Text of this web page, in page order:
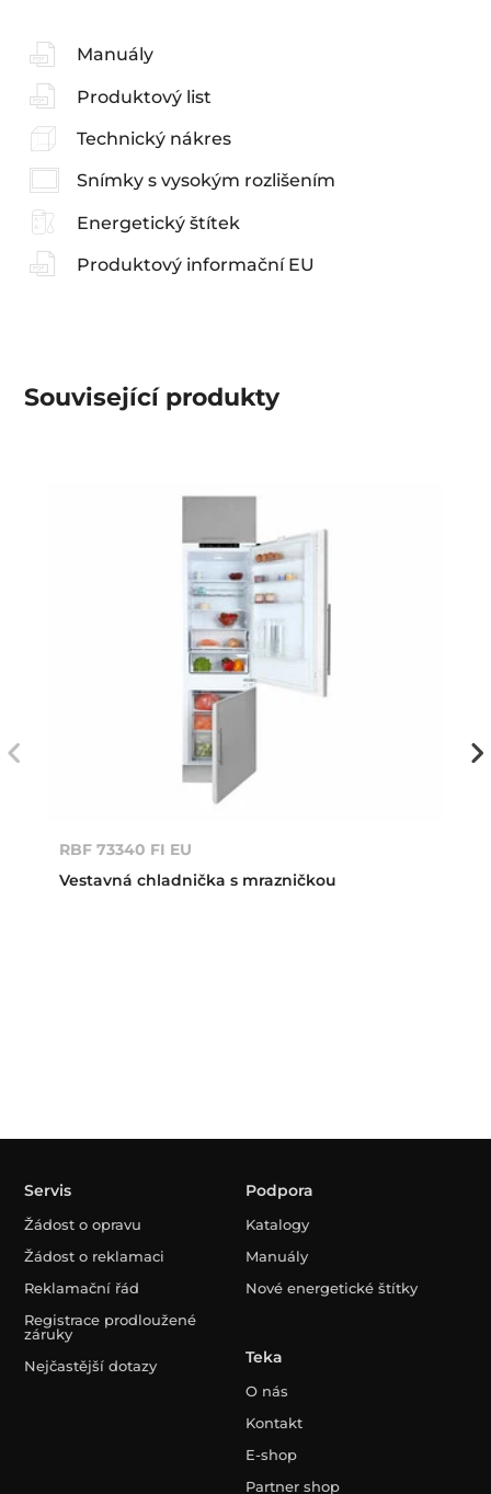
Manuály
Produktový list
Technický nákres
Snímky s vysokým rozlišením
Energetický štítek
Produktový informační EU
Související produkty
RBF 73340 FI EU
Vestavná chladnička s mrazničkou
Servis
Žádost o opravu
Žádost o reklamaci
Reklamační řád
Registrace prodloužené
záruky
Nejčastější dotazy
Podpora
Katalogy
Manuály
Nové energetické štítky
Teka
O nás
Kontakt
E-shop
Partner shop